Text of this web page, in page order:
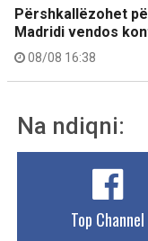
Përshkallëzohet
Madridi vendos
08/08 16:38
Na ndiqni:
Top Channel